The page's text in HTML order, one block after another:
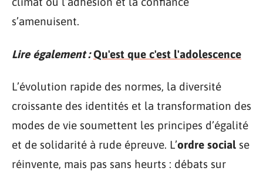
s’amenuisent.
Lire également : Qu'est que c'est l'adolescence
L’évolution rapide des normes, la diversité
croissante des identités et la transformation des
modes de vie soumettent les principes d’égalité
et de solidarité à rude épreuve. L’ordre social se
réinvente, mais pas sans heurts : débats sur